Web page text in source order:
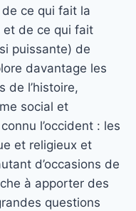
ce qui fait la
de ce qui fait
puissante) de
davantage les
de l’histoire,
social et
l’occident : les
et religieux et
d’occasions de
à apporter des
questions